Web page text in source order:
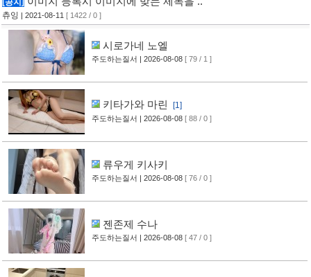
[공지]
츄잉 | 2021-08-11 [ 1422 / 0 ]
시로가네 노엘
주도하는질서 | 2026-08-08 [ 79 / 1 ]
키타가와 마린 [1]
주도하는질서 | 2026-08-08 [ 88 / 0 ]
류우게 키사키
주도하는질서 | 2026-08-08 [ 76 / 0 ]
젠존제 수나
주도하는질서 | 2026-08-08 [ 47 / 0 ]